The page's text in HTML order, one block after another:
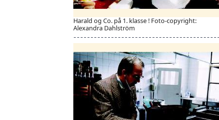
Harald og Co. på 1. klasse ! Foto-copyright:
Alexandra Dahlström